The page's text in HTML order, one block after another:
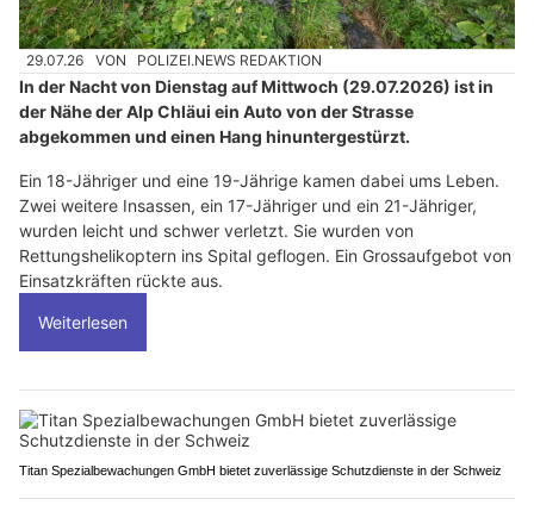
29.07.26 VON POLIZEI.NEWS REDAKTION
In der Nacht von Dienstag auf Mittwoch (29.07.2026) ist in
der Nähe der Alp Chläui ein Auto von der Strasse
abgekommen und einen Hang hinuntergestürzt.
Ein 18-Jähriger und eine 19-Jährige kamen dabei ums Leben.
Zwei weitere Insassen, ein 17-Jähriger und ein 21-Jähriger,
wurden leicht und schwer verletzt. Sie wurden von
Rettungshelikoptern ins Spital geflogen. Ein Grossaufgebot von
Einsatzkräften rückte aus.
Weiterlesen
Titan Spezialbewachungen GmbH bietet zuverlässige Schutzdienste in der Schweiz